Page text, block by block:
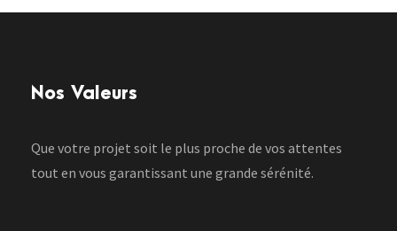
Nos Valeurs
Que votre projet soit le plus proche de vos attentes
tout en vous garantissant une grande sérénité.